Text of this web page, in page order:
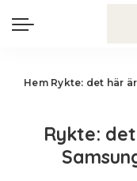
Hem Rykte: det här är
Rykte: